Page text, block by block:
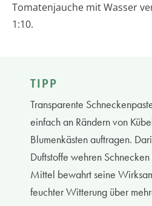
Tomatenjauche mit Wasser
1:10.
TIPP
Transparente
einfach an Rändern von
Blumenkästen auftragen.
Duftstoffe wehren
Mittel bewahrt seine
feuchter Witterung über